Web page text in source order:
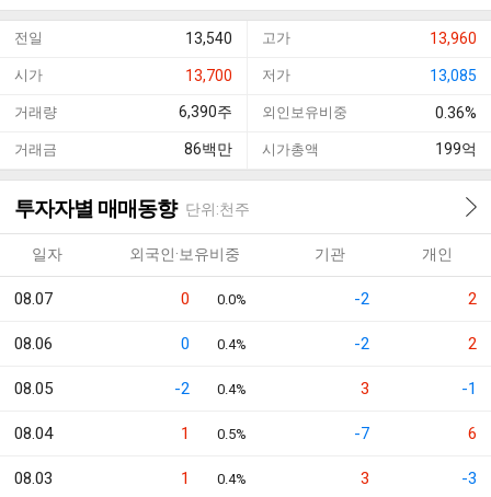
전일 13,540 고가 13,960
시가 13,700 저가 13,085
거래량 6,390주 외인보유비중 0.36%
거래금 86백만 시가총액 199억
투자자별 매매동향 단위:천주
일자 외국인·보유비중 기관 개인
08.07 0 0.0% -2 2
08.06 0 0.4% -2 2
08.05 -2 0.4% 3 -1
08.04 1 0.5% -7 6
08.03 1 0.4% 3 -3